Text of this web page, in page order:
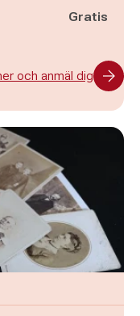
Gratis
och anmäl dig